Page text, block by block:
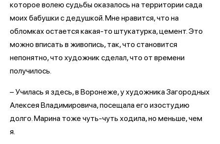
которое волею судьбы оказалось на территории сада
моих бабушки с дедушкой. Мне нравится, что на
обломках остается какая-то штукатурка, цемент. Это
можно вписать в живопись, так, что становится
непонятно, что художник сделал, что от времени
получилось.
– Училась я здесь, в Воронеже, у художника Загородных
Алексея Владимировича, посещала его изостудию
долго. Марина тоже чуть-чуть ходила, но меньше, чем
я.